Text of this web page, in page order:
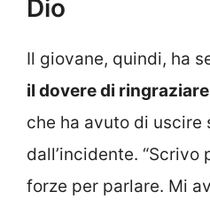
Dio
Il giovane, quindi, ha
il dovere di
che ha avuto di uscire
dall’incidente. “Scrivo
forze per parlare. Mi